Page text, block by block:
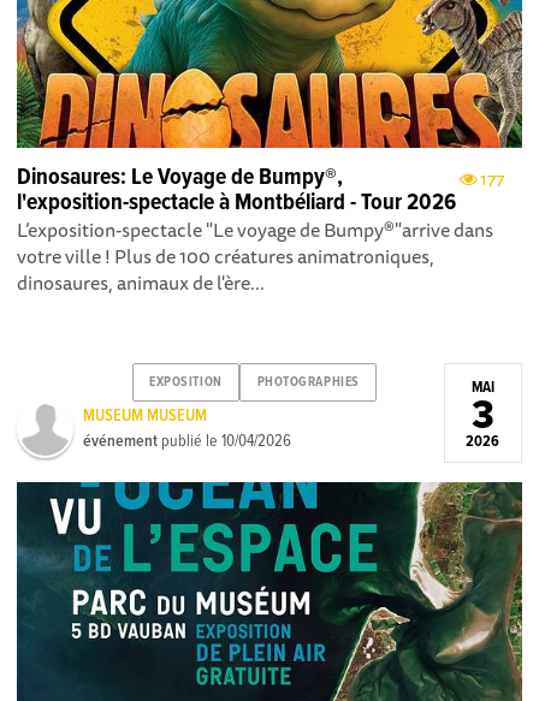
177
Dinosaures: Le Voyage de Bumpy®,
l'exposition-spectacle à Montbéliard - Tour 2026
L’exposition-spectacle "Le voyage de Bumpy®"arrive dans
votre ville ! Plus de 100 créatures animatroniques,
dinosaures, animaux de l'ère...
EXPOSITION PHOTOGRAPHIES
MUSEUM MUSEUM
événement publié le10/04/2026
MAI
3
2026